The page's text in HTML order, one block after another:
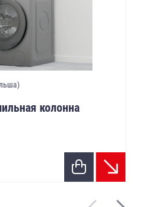
колонна